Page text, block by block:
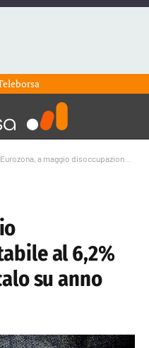
Eurozona, a maggio disoccupazione stabile al 6,2% su mese, in lieve calo su anno
al 6,2%
su anno